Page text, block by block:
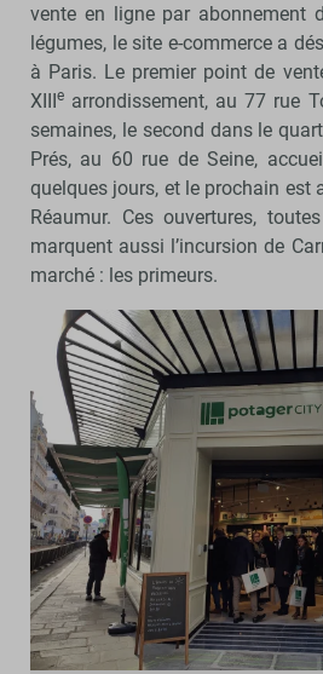
vente en ligne par abonnement
légumes, le site e-commerce a
à Paris. Le premier point de
XIIIe arrondissement, au 77 rue
semaines, le second dans le
Prés, au 60 rue de Seine,
quelques jours, et le prochain est
Réaumur. Ces ouvertures,
marquent aussi l’incursion de
marché : les primeurs.